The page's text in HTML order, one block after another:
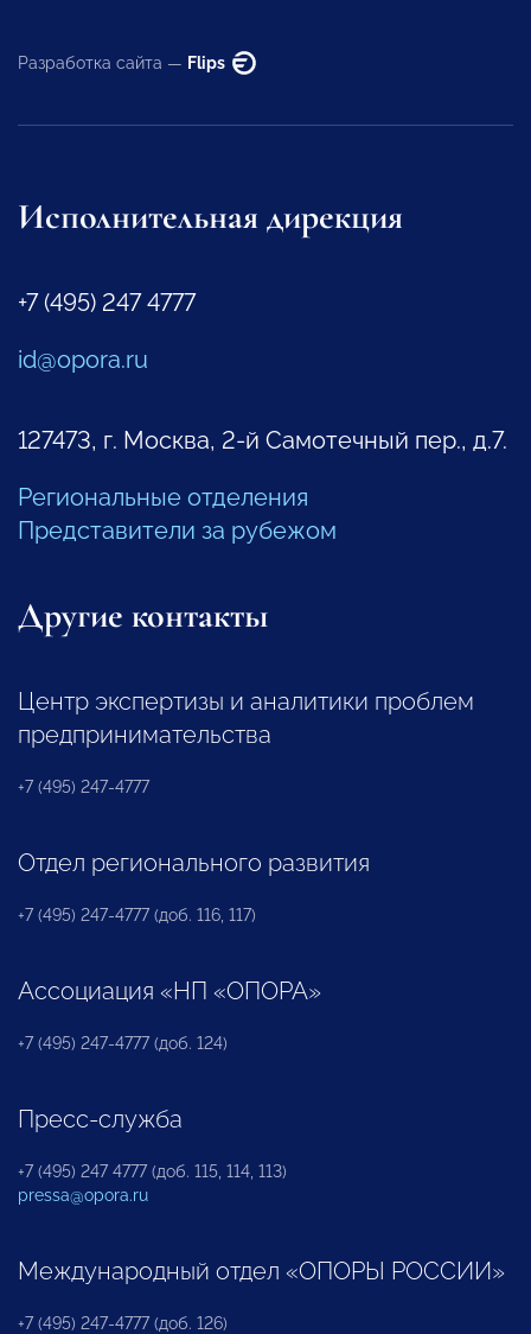
Разработка сайта — Flips
Исполнительная дирекция
+7 (495) 247 4777
id@opora.ru
127473, г. Москва, 2-й Самотечный пер., д.7.
Региональные отделения
Представители за рубежом
Другие контакты
Центр экспертизы и аналитики проблем
предпринимательства
+7 (495) 247-4777
Отдел регионального развития
+7 (495) 247-4777 (доб. 116, 117)
Ассоциация «НП «ОПОРА»
+7 (495) 247-4777 (доб. 124)
Пресс-служба
+7 (495) 247 4777 (доб. 115, 114, 113)
pressa@opora.ru
Международный отдел «ОПОРЫ РОССИИ»
+7 (495) 247-4777 (доб. 126)